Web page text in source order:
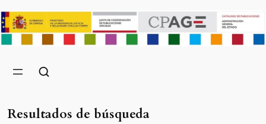
Resultados de búsqueda